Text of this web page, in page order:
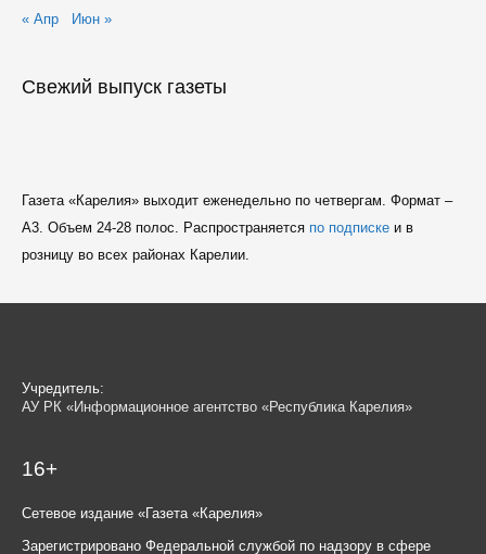
« Апр Июн »
Свежий выпуск газеты
Газета «Карелия» выходит еженедельно по четвергам. Формат –
A3. Объем 24-28 полос. Распространяется по подпискеи в
розницу во всех районах Карелии.
Учредитель:
АУ РК «Информационное агентство «Республика Карелия»
16+
Сетевое издание «Газета «Карелия»
Зарегистрировано Федеральной службой по надзору в сфере